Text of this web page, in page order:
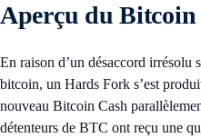
Aperçu du Bitcoin
En raison d’un désaccord irrésolu
bitcoin, un Hards Fork s’est
nouveau Bitcoin Cash
détenteurs de BTC ont reçu une